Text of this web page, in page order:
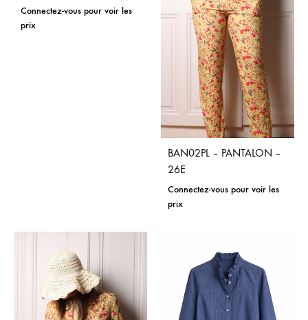
Connectez-vous pour voir les
prix
BAN02PL – PANTALON –
26E
Connectez-vous pour voir les
prix